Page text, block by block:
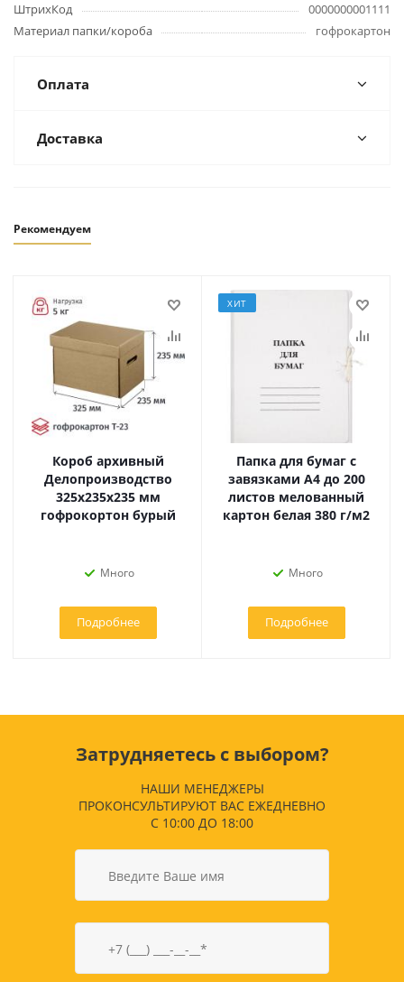
ШтрихКод
0000000001111
Материал папки/короба
гофрокартон
Оплата
Доставка
Рекомендуем
Короб архивный
Делопроизводство
325x235x235 мм
гофрокортон бурый
Много
Подробнее
ХИТ
Папка для бумаг с
завязками А4 до 200
листов мелованный
картон белая 380 г/м2
Много
Подробнее
Затрудняетесь с выбором?
НАШИ МЕНЕДЖЕРЫ
ПРОКОНСУЛЬТИРУЮТ ВАС ЕЖЕДНЕВНО
С 10:00 ДО 18:00